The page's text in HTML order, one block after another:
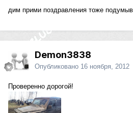
дим прими поздравления тоже
Demon3838
Опубликовано 16 ноября, 2012
Проверенно дорогой!